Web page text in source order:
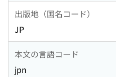
出版地（国名コード）
JP
本文の言語コード
jpn